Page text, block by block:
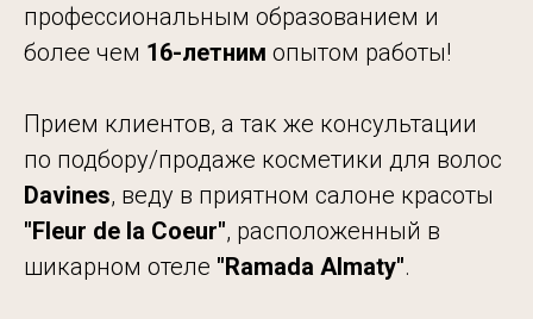
профессиональным образованием и
более чем 16-летним опытом работы!
Прием клиентов, а так же консультации
по подбору/продаже косметики для волос
Davines, веду в приятном салоне красоты
"Fleur de la Coeur", расположенный в
шикарном отеле "Ramada Almaty".